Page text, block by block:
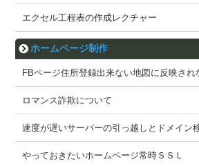
エクセル工程表の作成レクチャー
ホームページ制作
FBページ住所登録出来ない地図に反映され
ロマンス詐欺について
速度が遅いサーバーの引っ越しとドメイン
やっておきたいホームページ常時ＳＳＬ